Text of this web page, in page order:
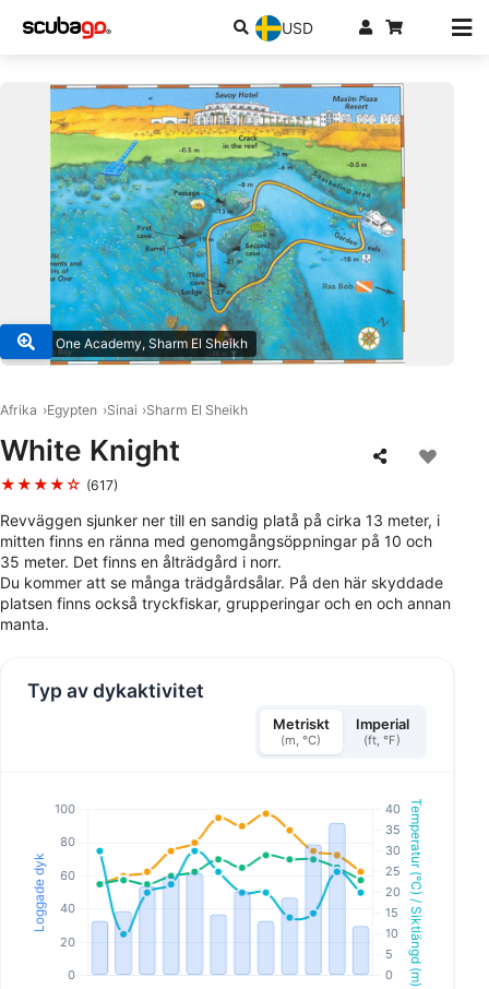
USD
© Dive One Academy, Sharm El Sheikh
Afrika Egypten Sinai Sharm El Sheikh
White Knight
★★★★☆ (617)
Revväggen sjunker ner till en sandig platå på cirka 13 meter, i
mitten finns en ränna med genomgångsöppningar på 10 och
35 meter. Det finns en ålträdgård i norr.
Du kommer att se många trädgårdsålar. På den här skyddade
platsen finns också tryckfiskar, grupperingar och en och annan
manta.
Typ av dykaktivitet
Metriskt
(m, °C)
Imperial
(ft, °F)